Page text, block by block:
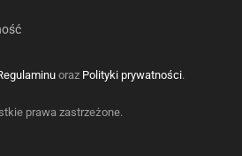
oraz Polityki prywatności.
prawa zastrzeżone.